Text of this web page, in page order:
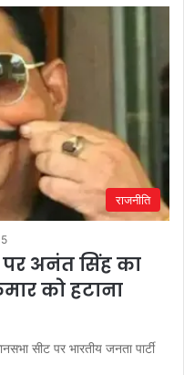
राजनीति
5
पर अनंत सिंह का
को हटाना
सीट पर भारतीय जनता पार्टी